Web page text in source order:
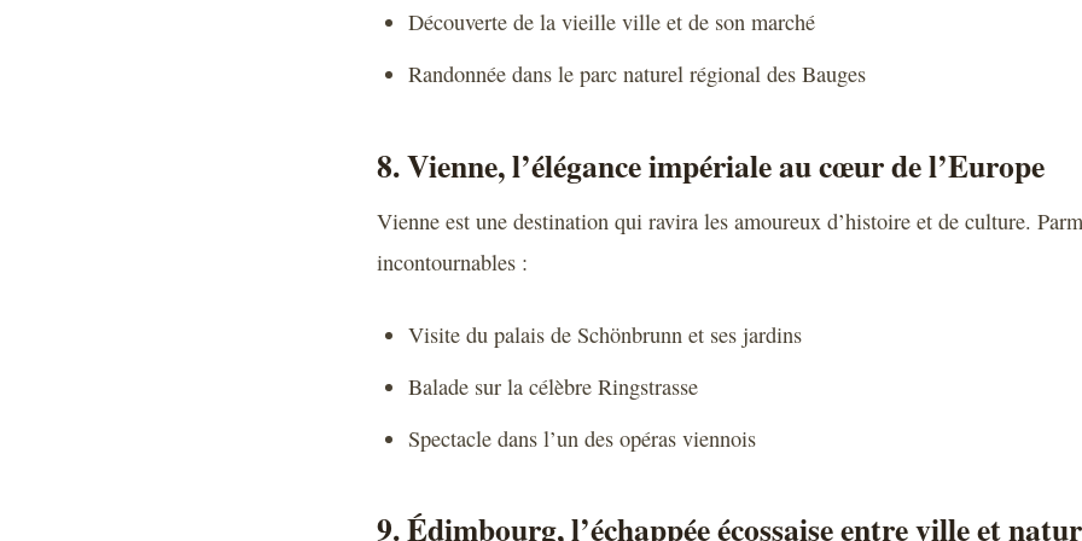
Découverte de la vieille ville et de son marché
Randonnée dans le parc naturel régional des Bauges
8. Vienne, l’élégance impériale au cœur de l’Europe
Vienne est une destination qui ravira les amoureux d’histoire et de culture.
incontournables :
Visite du palais de Schönbrunn et ses jardins
Balade sur la célèbre Ringstrasse
Spectacle dans l’un des opéras viennois
9. Édimbourg, l’échappée écossaise entre ville et